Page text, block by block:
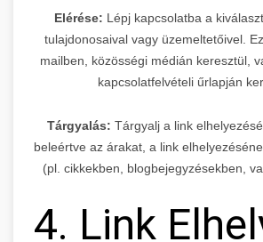
Elérése: Lépj kapcsolatba a
tulajdonosaival vagy üzemeltetőivel.
mailben, közösségi médián keresztül,
kapcsolatfelvételi űrlapján
Tárgyalás: Tárgyalj a link
beleértve az árakat, a link
(pl. cikkekben, blogbejegyzésekben,
4. Link